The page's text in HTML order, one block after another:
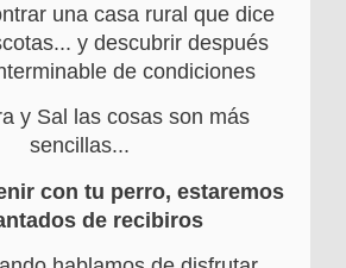
una casa rural que dice
y descubrir después
de condiciones
y Sal las cosas son más
sencillas...
con tu perro, estaremos
de recibiros